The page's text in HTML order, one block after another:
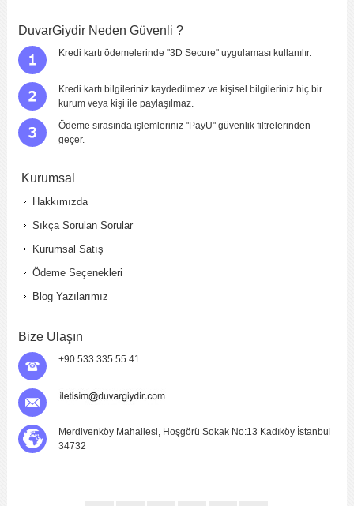
DuvarGiydir Neden Güvenli ?
Kredi kartı ödemelerinde "3D Secure" uygulaması kullanılır.
Kredi kartı bilgileriniz kaydedilmez ve kişisel bilgileriniz hiç bir
kurum veya kişi ile paylaşılmaz.
Ödeme sırasında işlemleriniz "PayU" güvenlik filtrelerinden
geçer.
Kurumsal
Hakkımızda
Sıkça Sorulan Sorular
Kurumsal Satış
Ödeme Seçenekleri
Blog Yazılarımız
Bize Ulaşın
+90 533 335 55 41
Merdivenköy Mahallesi, Hoşgörü Sokak No:13 Kadıköy İstanbul
34732